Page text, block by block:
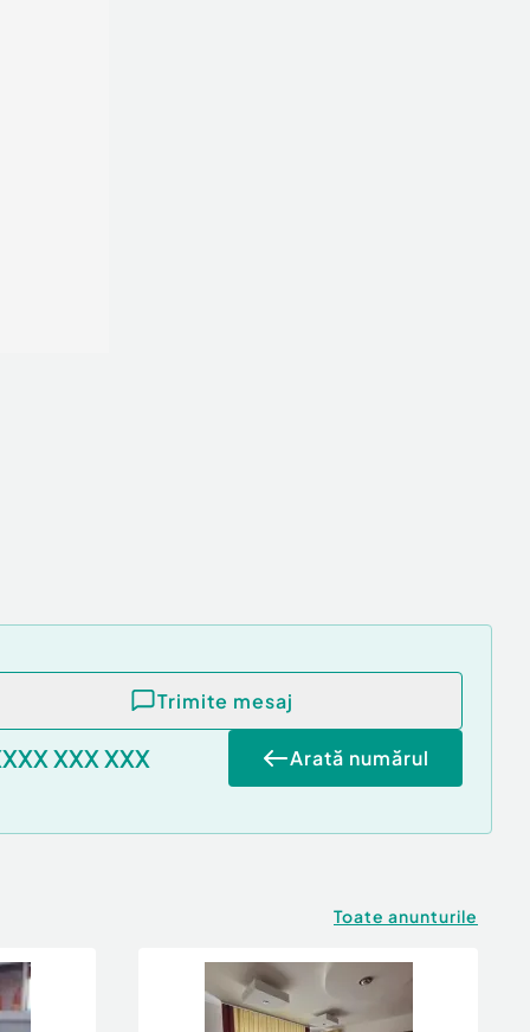
Trimite mesaj
XXX XXX Arată numărul
Toate anunturile